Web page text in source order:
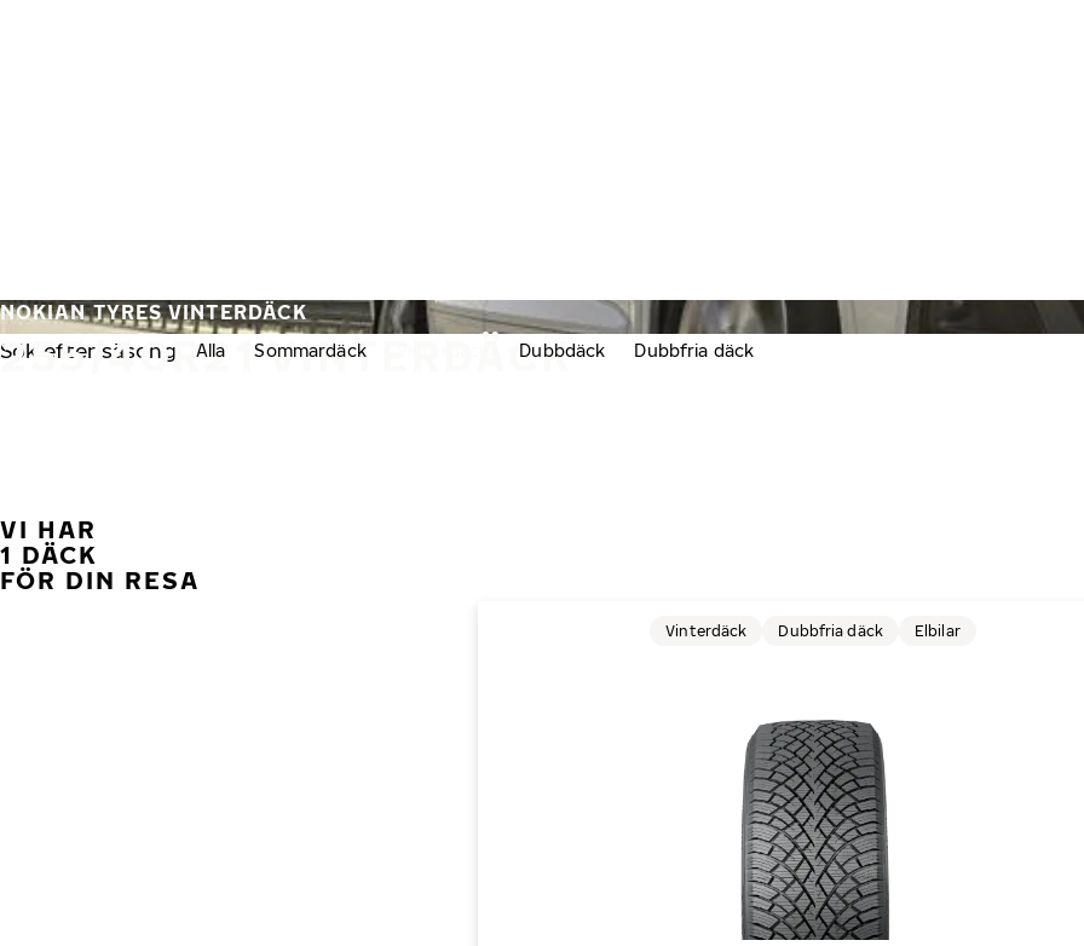
255/40R21 VINTERDÄCK
NOKIAN TYRES VINTERDÄCK
Sök efter säsong: Alla Sommardäck Dubbdäck Dubbfria däck
VI HAR
1 DÄCK
FÖR DIN RESA
Vinterdäck Dubbfria däck Elbilar